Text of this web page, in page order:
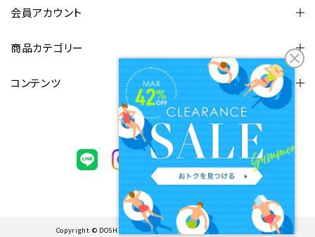
会員アカウント
商品カテゴリー
コンテンツ
FOLLOW US
Copyright © DOSHISHA CORPORATION. ALL rights reserved.